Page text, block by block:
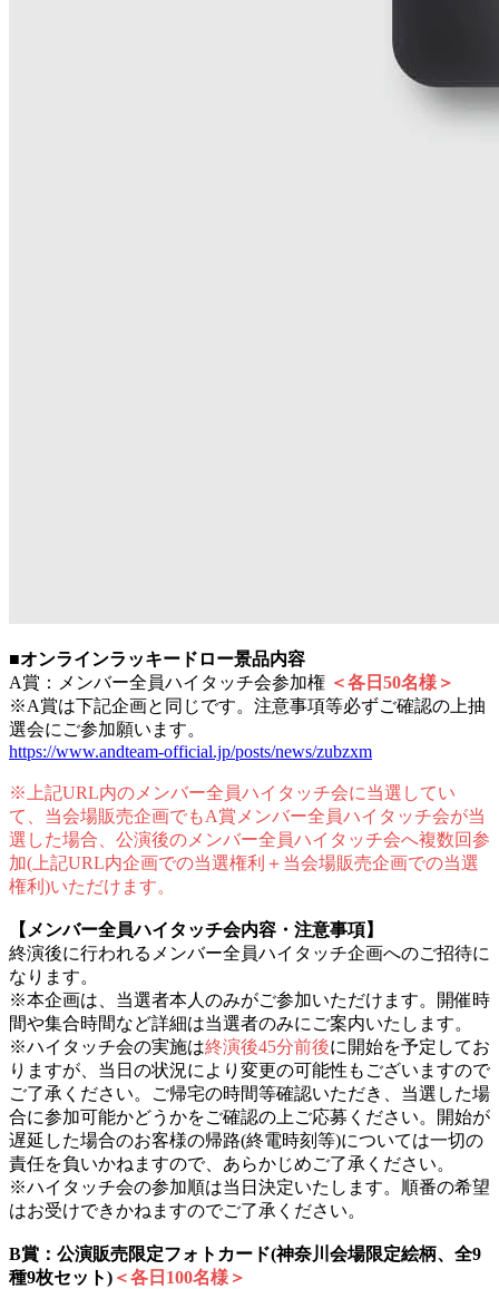
■オンラインラッキードロー景品内容
A賞：メンバー全員ハイタッチ会参加権 ＜各日50名様＞
※A賞は下記企画と同じです。注意事項等必ずご確認の上抽
選会にご参加願います。
https://www.andteam-official.jp/posts/news/zubzxm
※上記URL内のメンバー全員ハイタッチ会に当選してい
て、当会場販売企画でもA賞メンバー全員ハイタッチ会が当
選した場合、公演後のメンバー全員ハイタッチ会へ複数回参
加(上記URL内企画での当選権利＋当会場販売企画での当選
権利)いただけます。
【メンバー全員ハイタッチ会内容・注意事項】
終演後に行われるメンバー全員ハイタッチ企画へのご招待に
なります。
※本企画は、当選者本人のみがご参加いただけます。開催時
間や集合時間など詳細は当選者のみにご案内いたします。
※ハイタッチ会の実施は終演後45分前後に開始を予定してお
りますが、当日の状況により変更の可能性もございますので
ご了承ください。ご帰宅の時間等確認いただき、当選した場
合に参加可能かどうかをご確認の上ご応募ください。開始が
遅延した場合のお客様の帰路(終電時刻等)については一切の
責任を負いかねますので、あらかじめご了承ください。
※ハイタッチ会の参加順は当日決定いたします。順番の希望
はお受けできかねますのでご了承ください。
B賞：公演販売限定フォトカード(神奈川会場限定絵柄、全9
種9枚セット) ＜各日100名様＞